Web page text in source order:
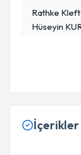
Rathke Kleft
Hüseyin
İçerikler